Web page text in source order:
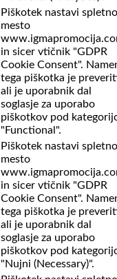
Piškotek nastavi spletno
mesto
in sicer vtičnik "GDPR
Cookie Consent".
tega piškotka je
ali je uporabnik dal
soglasje za uporabo
piškotkov pod
"Functional".
Piškotek nastavi spletno
mesto
in sicer vtičnik "GDPR
Cookie Consent".
tega piškotka je
ali je uporabnik dal
soglasje za uporabo
piškotkov pod
"Nujni (Necessary)".